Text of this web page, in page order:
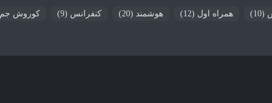
(10) همراه اول (12) هوشمند (20) کنفرانس (9) کوروش جم